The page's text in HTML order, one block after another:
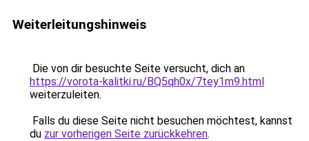
Weiterleitungshinweis
Die von dir besuchte Seite versucht, dich an
https://vorota-kalitki.ru/BQ5qh0x/7tey1m9.html
weiterzuleiten.
Falls du diese Seite nicht besuchen möchtest, kannst
du zur vorherigen Seite zurückkehren.